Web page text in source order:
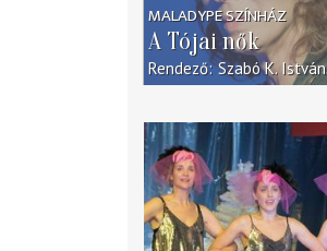
MALADYPE SZÍNHÁZ
A Tójai nők
Rendező Szabó K. István